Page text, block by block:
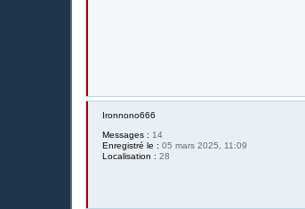
Ironnono666
Messages : 14
Enregistré le : 05 mars 2025, 11:09
Localisation : 28